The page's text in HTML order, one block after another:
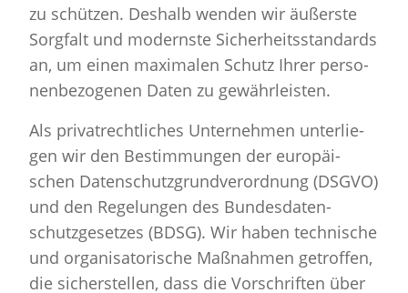
zu schüt­zen. Des­halb wen­den wir äu­ßers­te
Sorg­falt und mo­derns­te Si­cher­heits­stan­dards
an, um einen ma­xi­ma­len Schutz Ihrer per­so­
nen­be­zo­ge­nen Daten zu ge­währ­leis­ten.
Als pri­vat­recht­li­ches Un­ter­neh­men un­ter­lie­
gen wir den Be­stim­mun­gen der eu­ro­päi­
schen Da­ten­schutz­grund­ver­ord­nung (DSGVO)
und den Re­ge­lun­gen des Bun­des­da­ten­
schutz­ge­set­zes (BDSG). Wir haben tech­ni­sche
und or­ga­ni­sa­to­ri­sche Maß­nah­men ge­trof­fen,
die si­cher­stel­len, dass die Vor­schrif­ten über